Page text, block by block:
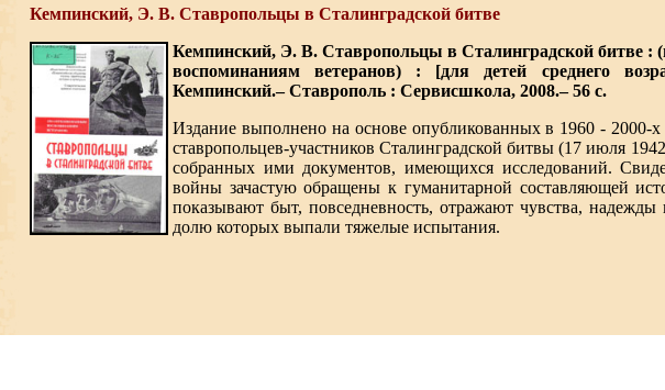
Кемпинский, Э. В. Ставропольцы в Сталинградской битве
Кемпинский, Э. В. Ставропольцы в Сталинградской битве :
воспоминаниям ветеранов) : [для детей среднего
Кемпинский.– Ставрополь : Сервисшкола, 2008.– 56 с.
Издание выполнено на основе опубликованных в 1960 - 2000-
ставропольцев-участников Сталинградской битвы (17 июля
собранных ими документов, имеющихся исследований.
войны зачастую обращены к гуманитарной составляющей
показывают быт, повседневность, отражают чувства,
долю которых выпали тяжелые испытания.